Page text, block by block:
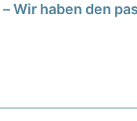
Wir haben den